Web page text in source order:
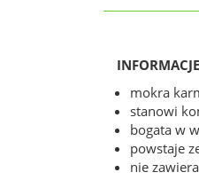
mokra
stanowi
bogata w
powstaje
nie